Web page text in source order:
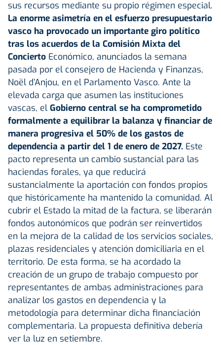
sus recursos mediante su propio régimen especial.
La enorme asimetría en el esfuerzo presupuestario
vasco ha provocado un importante giro político
tras los acuerdos de la Comisión Mixta del
Concierto Económico, anunciados la semana
pasada por el consejero de Hacienda y Finanzas,
Noël d’Anjou, en el Parlamento Vasco. Ante la
elevada carga que asumen las instituciones
vascas, el Gobierno central se ha comprometido
formalmente a equilibrar la balanza y financiar de
manera progresiva el 50% de los gastos de
dependencia a partir del 1 de enero de 2027. Este
pacto representa un cambio sustancial para las
haciendas forales, ya que reducirá
sustancialmente la aportación con fondos propios
que históricamente ha mantenido la comunidad. Al
cubrir el Estado la mitad de la factura, se liberarán
fondos autonómicos que podrán ser reinvertidos
en la mejora de la calidad de los servicios sociales,
plazas residenciales y atención domiciliaria en el
territorio. De esta forma, se ha acordado la
creación de un grupo de trabajo compuesto por
representantes de ambas administraciones para
analizar los gastos en dependencia y la
metodología para determinar dicha financiación
complementaria. La propuesta definitiva debería
ver la luz en setiembre.